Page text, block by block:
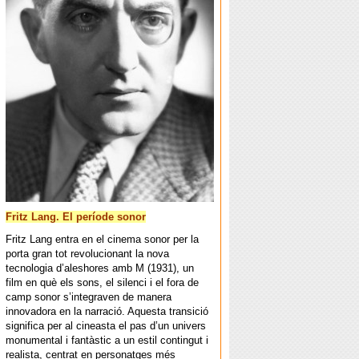
Fritz Lang. El període sonor
Fritz Lang entra en el cinema sonor per la
porta gran tot revolucionant la nova
tecnologia d’aleshores amb M (1931), un
film en què els sons, el silenci i el fora de
camp sonor s’integraven de manera
innovadora en la narració. Aquesta transició
significa per al cineasta el pas d’un univers
monumental i fantàstic a un estil contingut i
realista, centrat en personatges més